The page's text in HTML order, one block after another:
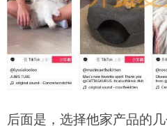
后面是，选择他家产品的